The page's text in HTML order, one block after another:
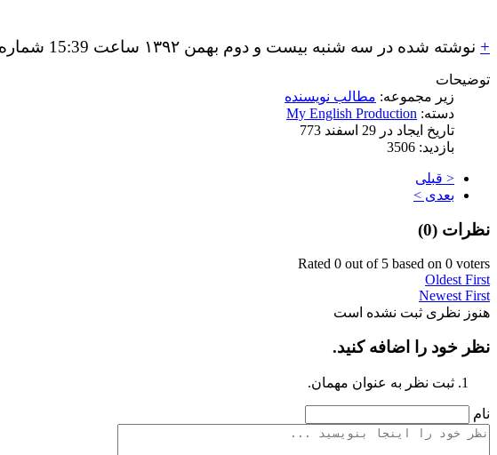
+ نوشته شده در سه شنبه بیست و دوم بهمن ۱۳۹۲ ساعت 15:39 شماره پست: 398
توضیحات
زیر مجموعه: مطالب نویسنده
دسته: My English Production
تاریخ ایجاد در 29 اسفند 773
بازدید: 3506
< قبلی
بعدی >
نظرات (0
)
Rated 0 out of 5 based on 0 voters
Oldest First
Newest First
هنوز نظری ثبت نشده است
نظر خود را اضافه کنید.
ثبت نظر به عنوان مهمان.
نام